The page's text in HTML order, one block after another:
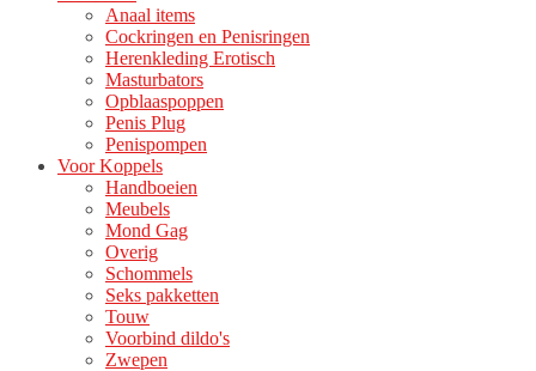
Anaal items
Cockringen en Penisringen
Herenkleding Erotisch
Masturbators
Opblaaspoppen
Penis Plug
Penispompen
Voor Koppels
Handboeien
Meubels
Mond Gag
Overig
Schommels
Seks pakketten
Touw
Voorbind dildo's
Zwepen